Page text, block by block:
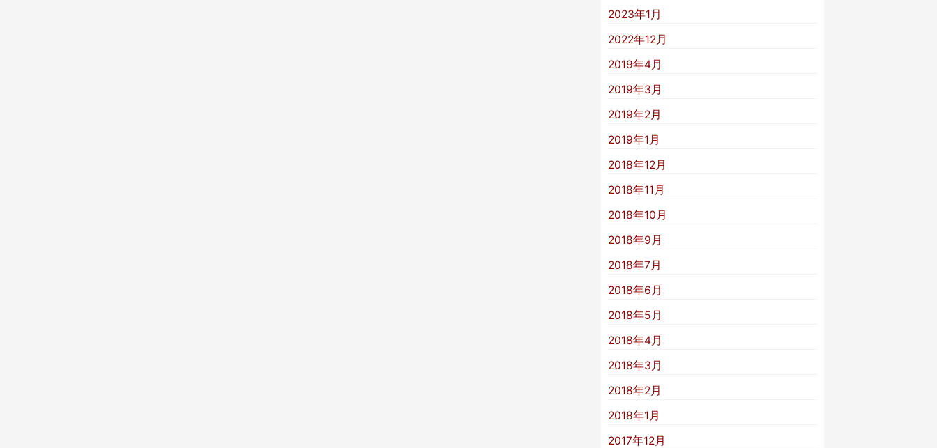
2023年1月
2022年12月
2019年4月
2019年3月
2019年2月
2019年1月
2018年12月
2018年11月
2018年10月
2018年9月
2018年7月
2018年6月
2018年5月
2018年4月
2018年3月
2018年2月
2018年1月
2017年12月